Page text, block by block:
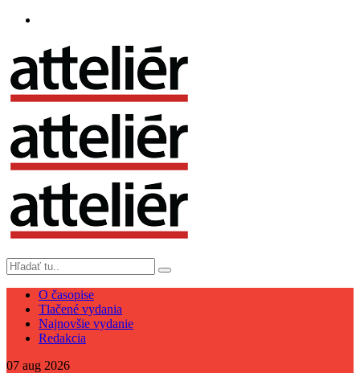
O časopise
Tlačené vydania
Najnovšie vydanie
Redakcia
07 aug 2026